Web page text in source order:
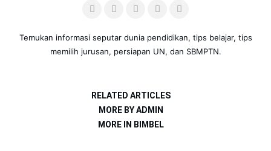
Temukan informasi seputar dunia pendidikan, tips belajar, tips
memilih jurusan, persiapan UN, dan SBMPTN.
RELATED ARTICLES
MORE BY ADMIN
MORE IN BIMBEL